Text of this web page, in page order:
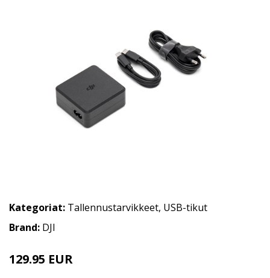
Kategoriat: Tallennustarvikkeet, USB-tikut
Brand: DJI
129.95 EUR